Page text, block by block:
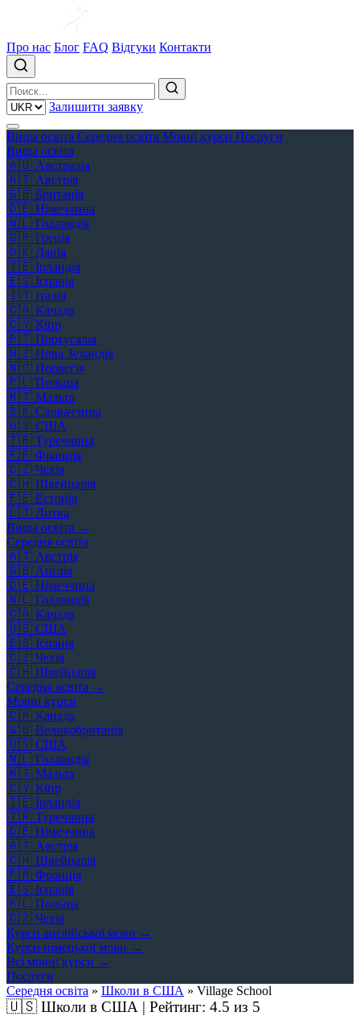
Про нас Блог FAQ Відгуки Контакти
Залишити заявку
Вища освіта Середня освіта Мовні курси Послуги
Вища освіта
🇦🇺 Австралія
🇦🇹 Австрія
🇬🇧 Британія
🇩🇪 Німеччина
🇳🇱 Голландія
🇬🇷 Греція
🇩🇰 Данія
🇮🇪 Ірландія
🇪🇸 Іспанія
🇮🇹 Італія
🇨🇦 Канада
🇨🇾 Кіпр
🇵🇹 Португалія
🇳🇿 Нова Зеландія
🇳🇴 Норвегія
🇵🇱 Польща
🇲🇹 Мальта
🇸🇰 Словаччина
🇺🇸 США
🇹🇷 Туреччина
🇫🇷 Франція
🇨🇿 Чехія
🇨🇭 Швейцарія
🇪🇪 Естонія
🇱🇹 Литва
Вища освіта →
Середня освіта
🇦🇹 Австрія
🇬🇧 Англія
🇩🇪 Німеччина
🇳🇱 Голландія
🇨🇦 Канада
🇺🇸 США
🇪🇸 Іспанія
🇨🇿 Чехія
🇨🇭 Швейцарія
Середня освіта →
Мовні курси
🇨🇦 Канада
🇬🇧 Великобританія
🇺🇸 США
🇳🇱 Голландія
🇲🇹 Мальта
🇨🇾 Кіпр
🇮🇪 Ірландія
🇹🇷 Туреччина
🇩🇪 Німеччина
🇦🇹 Австрія
🇨🇭 Швейцарія
🇫🇷 Франція
🇪🇸 Іспанія
🇵🇱 Польща
🇨🇿 Чехія
Курси англійської мови →
Курси німецької мови →
Всі мовні курси →
Послуги
Середня освіта » Школи в США » Village School
🇺🇸Школи в США | Рейтинг: 4.5 из 5